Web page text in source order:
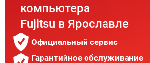
компьютера
Fujitsu в Ярославле
Официальный сервис
Гарантийное обслуживание